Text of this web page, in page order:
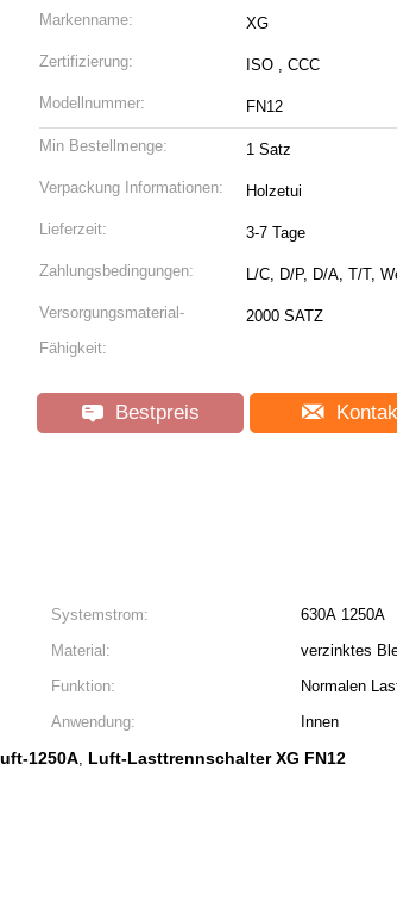
Markenname: XG
Zertifizierung: ISO , CCC
Modellnummer: FN12
Min Bestellmenge: 1 Satz
Verpackung Informationen: Holzetui
Lieferzeit: 3-7 Tage
Zahlungsbedingungen: L/C, D/P, D/A, T/T,
Versorgungsmaterial-
Fähigkeit:
2000 SATZ
Bestpreis
Systemstrom:
630A 1250A
Material:
verzinktes
Funktion:
Normalen
Anwendung:
Innen
1250A, Luft-Lasttrennschalter XG FN12